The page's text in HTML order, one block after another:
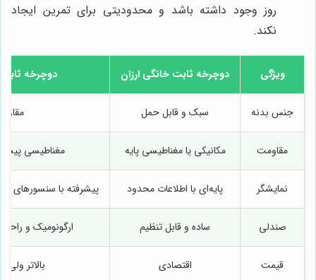
روز وجود داشته باشد و محدودیتی برای تمرین ایجاد
نکند.
ویژگی دوچرخه ثابت خانگی ارزان دوچرخه
جنس بدنه سبک و قابل حمل
مقاومت مکانیکی یا مغناطیسی پایه مغناطیسی
نمایشگر پایه‌ای با اطلاعات محدود پیشرفته با سنسورهای
صندلی ساده و قابل تنظیم ارگونومیک و
قیمت اقتصادی بالاتر